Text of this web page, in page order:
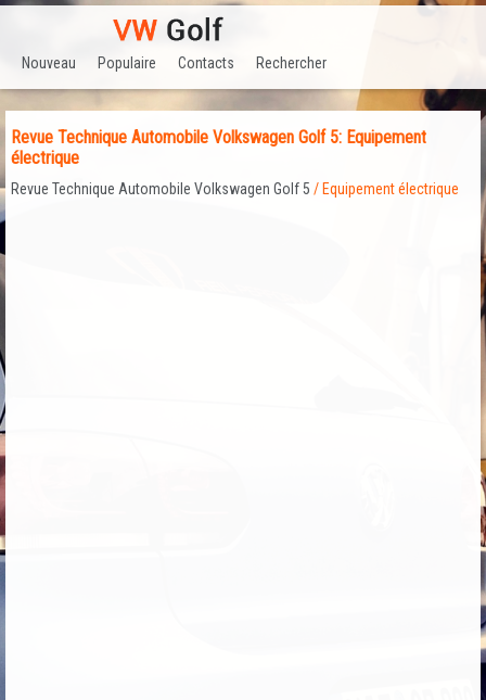
Nouveau Populaire Contacts Rechercher
Revue Technique Automobile Volkswagen Golf 5: Equipement
électrique
Revue Technique Automobile Volkswagen Golf 5 / Equipement électrique